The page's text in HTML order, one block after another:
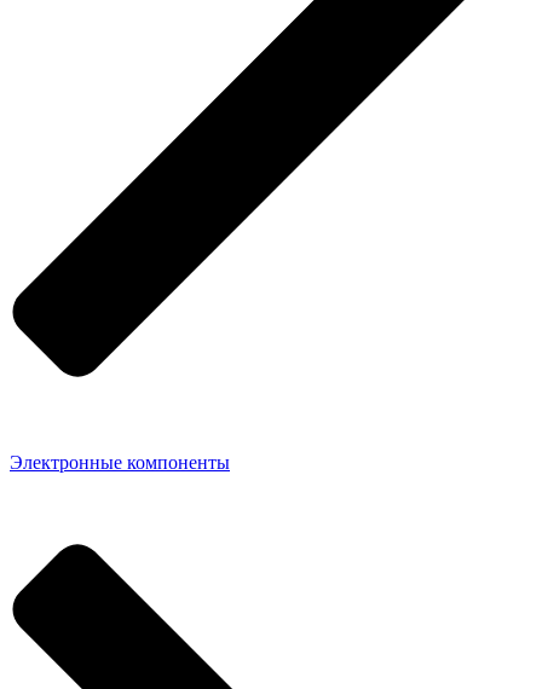
Электронные компоненты